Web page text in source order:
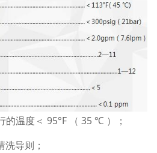
的温度＜ 95°F （ 35 ℃ ）；
洗导则；